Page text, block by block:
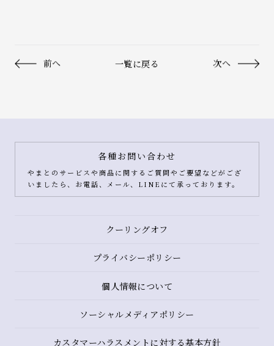
前へ 一覧に戻る 次へ
各種お問い合わせ
やまとのサービスや商品に関するご質問やご要望などがござ
いましたら、お電話、メール、LINEにて承っております。
クーリングオフ
プライバシーポリシー
個人情報について
ソーシャルメディアポリシー
カスタマーハラスメントに対する基本方針